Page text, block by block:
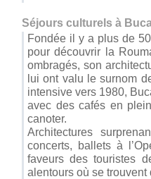
Séjours culturels à
Fondée il y a plus de
pour découvrir la
ombragés, son
lui ont valu le surnom
intensive vers 1980,
avec des cafés en
canoter.
Architectures
concerts, ballets à
faveurs des touristes
alentours où se